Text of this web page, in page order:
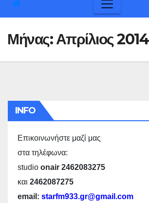
Μήνας:Απρίλιος 2014
INFO
Επικοινωνήστε μαζί μας
στα τηλέφωνα:
studio onair 2462083275
και 2462087275
email: starfm933.gr@gmail.com